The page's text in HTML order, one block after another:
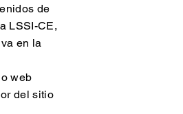
de
LSSI-CE,
en la
web
del sitio